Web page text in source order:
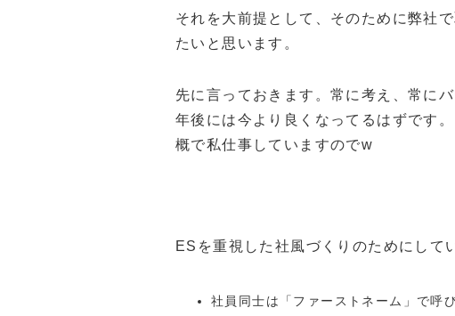
それを大前提として、そのために弊社
たいと思います。
先に言っておきます。常に考え、常に
年後には今より良くなってるはずです
概で私仕事していますのでw
ESを重視した社風づくりのためにして
社員同士は「ファーストネーム」で呼